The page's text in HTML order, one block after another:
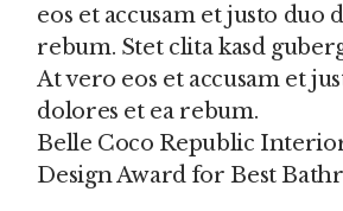
eos et accusam et justo duo
rebum. Stet clita kasd
At vero eos et accusam et
dolores et ea rebum.
Belle Coco Republic
Design Award for Best